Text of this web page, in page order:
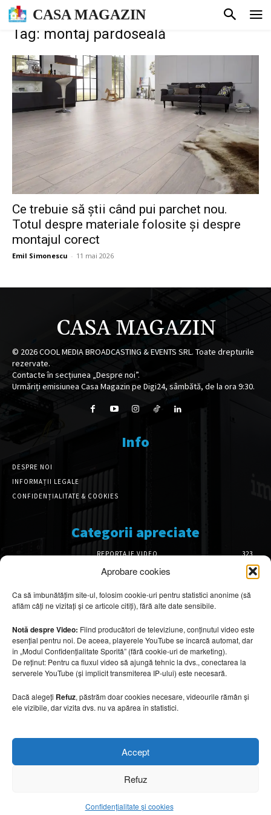
Aprobare cookies
Ca să îmbunătățim site-ul, folosim cookie-uri pentru statistici anonime (să
aflăm câți ne vizitați și ce articole citiți), fără alte date sensibile.
Notă despre Video: Fiind producători de televiziune, conținutul video este
esențial pentru noi. De aceea, playerele YouTube se încarcă automat, dar
în „Modul Confidențialitate Sporită” (fără cookie-uri de marketing).
De reținut: Pentru ca fluxul video să ajungă tehnic la dvs., conectarea la
serverele YouTube (și implicit transmiterea IP-ului) este necesară.
Dacă alegeți Refuz, păstrăm doar cookies necesare, videourile rămân și
ele vizibile, dar vizita dvs. nu va apărea în statistici.
Accept
Refuz
Confidențialitate și cookies
CASA MAGAZIN
Tag: montaj pardoseală
Ce trebuie să știi când pui parchet nou.
Totul despre materiale folosite și despre
montajul corect
Emil Simonescu - 11 mai 2026
CASA MAGAZIN
© 2026COOL MEDIA BROADCASTING & EVENTS SRL. Toate drepturile
rezervate.
Contacte în secțiunea „Despre noi”.
Urmăriți emisiunea Casa Magazin pe Digi24, sâmbătă, de la ora 9:30.
Info
DESPRE NOI
INFORMAȚII LEGALE
CONFIDENȚIALITATE & COOKIES
Categorii apreciate
REPORTAJE VIDEO
323
AMENAJĂRI INTERIOARE
126
DESIGN INTERIOR
64
ARHITECTURĂ & DESIGN
OPINII & ANALIZE
43
Articole recomandate
Secretele construirii bungalourilor
6 august 2026
Cum amenajezi curtea pentru seri de vară